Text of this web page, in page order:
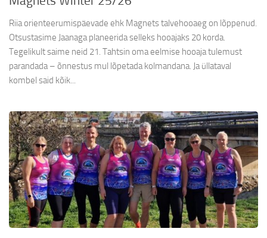
Riia orienteerumispäevade ehk Magnets talvehooaeg on lõppenud.
Otsustasime Jaanaga planeerida selleks hooajaks 20 korda.
Tegelikult saime neid 21. Tahtsin oma eelmise hooaja tulemust
parandada – õnnestus mul lõpetada kolmandana. Ja üllataval
kombel said kõik...